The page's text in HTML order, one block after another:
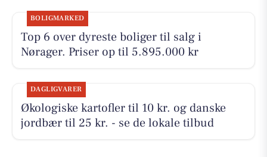
BOLIGMARKED
Top 6 over dyreste boliger til salg i
Nørager. Priser op til 5.895.000 kr
DAGLIGVARER
Økologiske kartofler til 10 kr. og danske
jordbær til 25 kr. - se de lokale tilbud